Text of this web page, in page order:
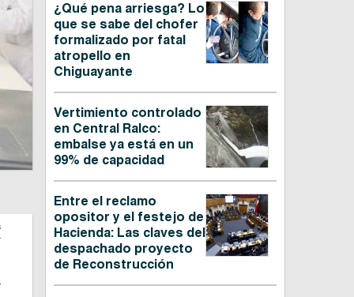
¿Qué pena arriesga? Lo
que se sabe del chofer
formalizado por fatal
atropello en
Chiguayante
Vertimiento controlado
en Central Ralco:
embalse ya está en un
99% de capacidad
Entre el reclamo
opositor y el festejo de
Hacienda: Las claves del
despachado proyecto
de Reconstrucción